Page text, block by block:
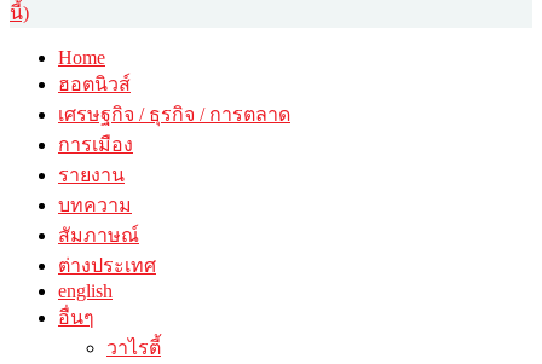
นี้)
Home
ฮอตนิวส์
เศรษฐกิจ / ธุรกิจ / การตลาด
การเมือง
รายงาน
บทความ
สัมภาษณ์
ต่างประเทศ
english
อื่นๆ
วาไรตี้